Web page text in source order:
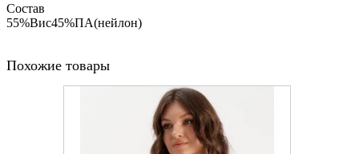
Состав
55%Вис45%ПА(нейлон)
Похожие товары